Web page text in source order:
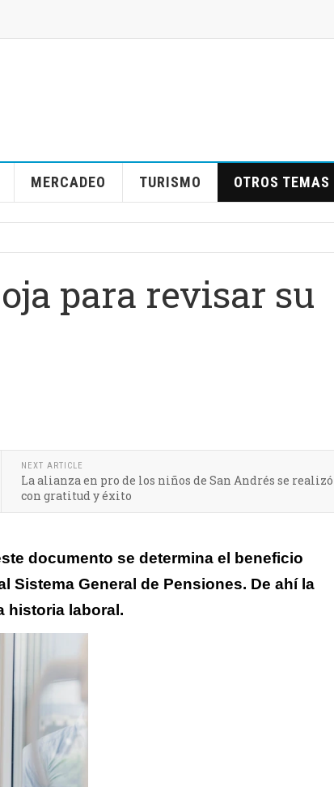
MERCADEO TURISMO OTROS TEMAS
para revisar su
NEXT ARTICLE
La alianza en pro de los niños de San Andrés se realizó
con gratitud y éxito
documento se determina el beneficio
Sistema General de Pensiones. De ahí la
historia laboral.